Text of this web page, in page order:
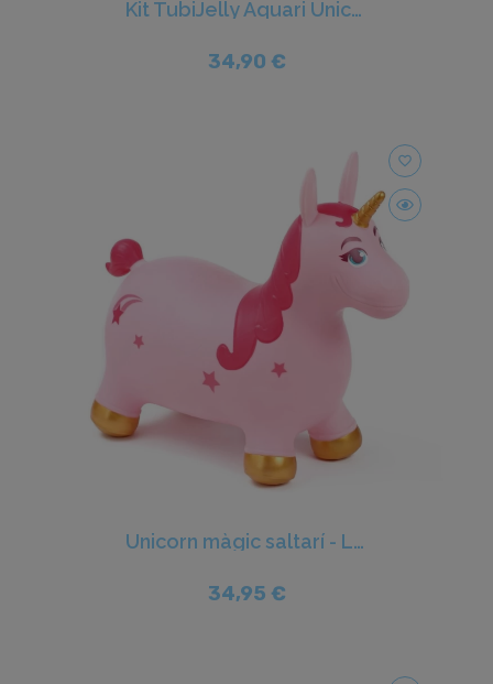
Kit TubiJelly Aquari Unicorn - Tuban
34,90 €
favorite_border
Unicorn màgic saltarí - Ludi
34,95 €